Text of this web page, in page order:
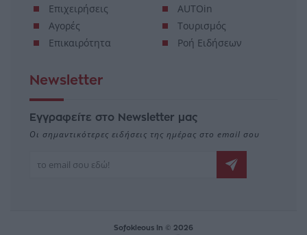
Πολιτική
Επιχειρήσεις
Αγορές
ΕΥζην
AUTOin
Τουρισμός
Newsletter
Εγγραφείτε στο Newsletter μας
Οι σημαντικότερες ειδήσεις της ημέρας στο email σου